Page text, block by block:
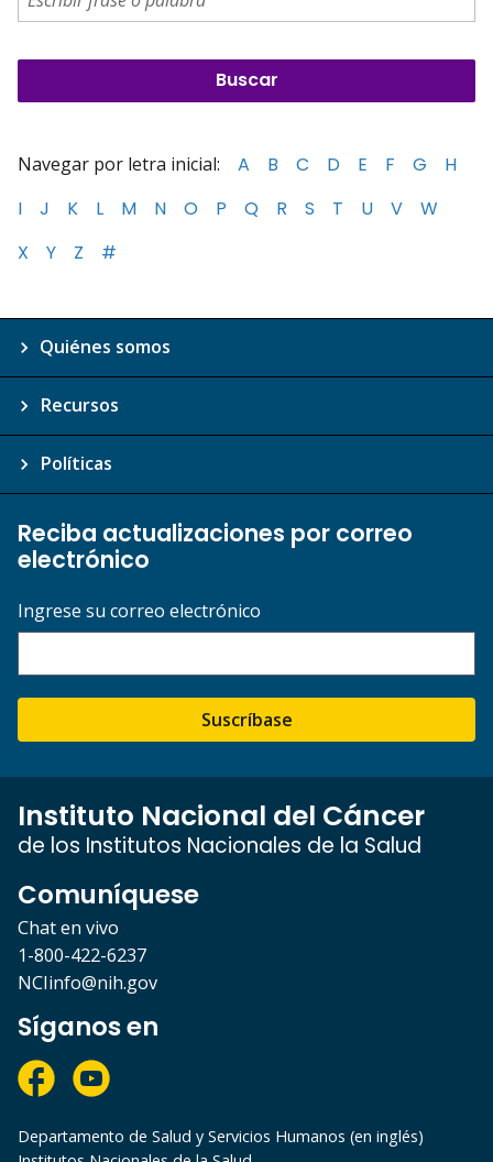
Navegar por letra inicial: A B C D E F G
H
I
J K L M N O P Q R S T U V
W
X
Y Z #
Quiénes somos
Recursos
Políticas
Reciba actualizaciones por correo
electrónico
Ingrese su correo electrónico
Suscríbase
Instituto Nacional del Cáncer
de los Institutos Nacionales de la Salud
Comuníquese
Chat en vivo
1-800-422-6237
NCIinfo@nih.gov
Síganos en
Departamento de Salud y Servicios Humanos (en inglés)